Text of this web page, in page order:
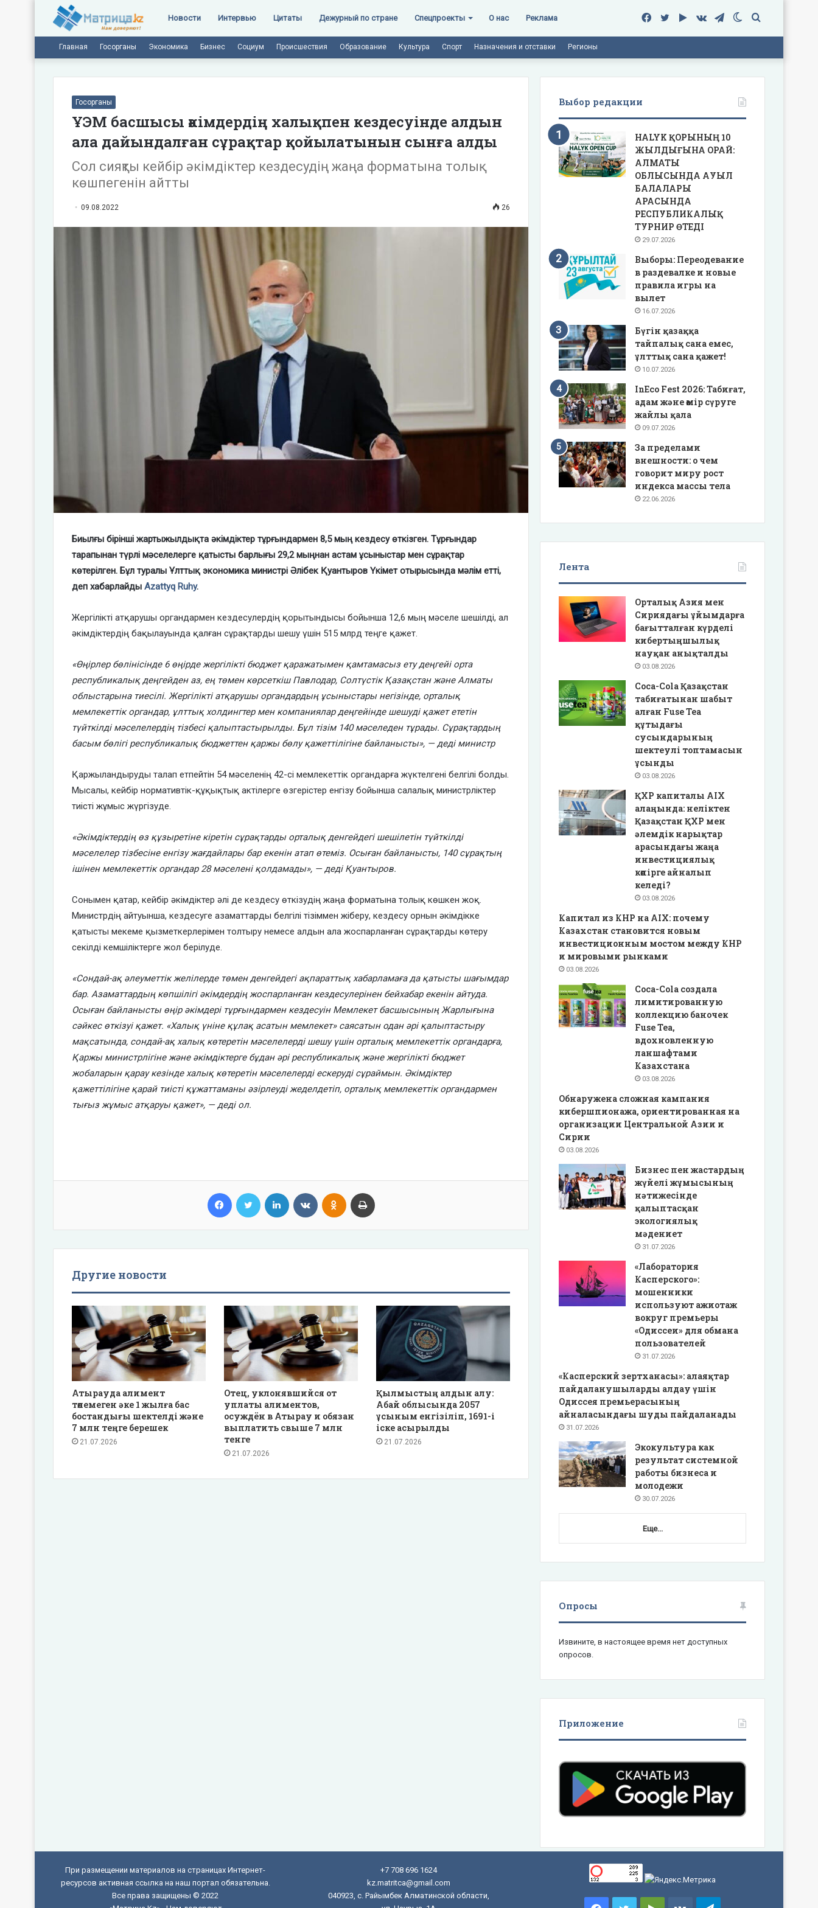
Новости Интервью Цитаты Дежурный по стране Спецпроекты О нас Реклама Поиск
Switch
Telegram
vk.com
Google
Twitter
Facebook
Главная Госорганы Экономика Бизнес Социум Происшествия Образование Культура Спорт Назначения и отставки Регионы
Госорганы
ҰЭМ басшысы әкімдердің халықпен кездесуінде алдын
ала дайындалған сұрақтар қойылатынын сынға алды
Сол сияқты кейбір әкімдіктер кездесудің жаңа форматына толық
көшпегенін айтты
09.08.2022 26
Биылғы бірінші жартыжылдықта әкімдіктер тұрғындармен 8,5 мың кездесу өткізген. Тұрғындар
тарапынан түрлі мәселелерге қатысты барлығы 29,2 мыңнан астам ұсыныстар мен сұрақтар
көтерілген. Бұл туралы Ұлттық экономика министрі Әлібек Қуантыров Үкімет отырысында мәлім етті,
деп хабарлайды Azattyq Ruhy.
Жергілікті атқарушы органдармен кездесулердің қорытындысы бойынша 12,6 мың мәселе шешілді, ал
әкімдіктердің бақылауында қалған сұрақтарды шешу үшін 515 млрд теңге қажет.
«Өңірлер бөлінісінде 6 өңірде жергілікті бюджет қаражатымен қамтамасыз ету деңгейі орта
республикалық деңгейден аз, ең төмен көрсеткіш Павлодар, Солтүстік Қазақстан және Алматы
облыстарына тиесілі. Жергілікті атқарушы органдардың ұсыныстары негізінде, орталық
мемлекеттік органдар, ұлттық холдингтер мен компаниялар деңгейінде шешуді қажет ететін
түйткілді мәселелердің тізбесі қалыптастырылды. Бұл тізім 140 мәселеден тұрады. Сұрақтардың
басым бөлігі республикалық бюджеттен қаржы бөлу қажеттілігіне байланысты», — деді министр
Қаржыландыруды талап етпейтін 54 мәселенің 42-сі мемлекеттік органдарға жүктелгені белгілі болды.
Мысалы, кейбір нормативтік-құқықтық актілерге өзгерістер енгізу бойынша салалық министрліктер
тиісті жұмыс жүргізуде.
«Әкімдіктердің өз құзыретіне кіретін сұрақтарды орталық денгейдегі шешілетін түйткілді
мәселелер тізбесіне енгізу жағдайлары бар екенін атап өтеміз. Осыған байланысты, 140 сұрақтың
ішінен мемлекеттік органдар 28 мәселені қолдамады», — деді Қуантыров.
Сонымен қатар, кейбір әкімдіктер әлі де кездесу өткізудің жаңа форматына толық көшкен жоқ.
Министрдің айтуынша, кездесуге азаматтарды белгілі тізіммен жіберу, кездесу орнын әкімдікке
қатысты мекеме қызметкерлерімен толтыру немесе алдын ала жоспарланған сұрақтарды көтеру
секілді кемшіліктерге жол берілуде.
«Сондай-ақ әлеуметтік желілерде төмен денгейдегі ақпараттық хабарламаға да қатысты шағымдар
бар. Азаматтардың көпшілігі әкімдердің жоспарланған кездесулерінен бейхабар екенін айтуда.
Осыған байланысты өңір әкімдері тұрғындармен кездесуін Мемлекет басшысының Жарлығына
сәйкес өткізуі қажет. «Халық үніне құлақ асатын мемлекет» саясатын одан әрі қалыптастыру
мақсатында, сондай-ақ халық көтеретін мәселелерді шешу үшін орталық мемлекеттік органдарға,
Қаржы министрлігіне және әкімдіктерге бұдан әрі республикалық және жергілікті бюджет
жобаларын қарау кезінде халық көтеретін мәселелерді ескеруді сұраймын. Әкімдіктер
қажеттілігіне қарай тиісті құжаттаманы әзірлеуді жеделдетіп, орталық мемлекеттік органдармен
тығыз жұмыс атқаруы қажет», — деді ол.
Facebook Twitter LinkedIn VKontakteOdnoklassniki
Другие новости
Атырауда алимент
төлемеген әке 1 жылға бас
бостандығы шектелді және
7 млн теңге берешек
21.07.2026
Отец, уклонявшийся от
уплаты алиментов,
осуждён в Атырау и обязан
выплатить свыше 7 млн
тенге
21.07.2026
Қылмыстың алдын алу:
Абай облысында 2057
ұсыным енгізіліп, 1691-і
іске асырылды
21.07.2026
Выбор редакции
HALYK ҚОРЫНЫҢ 10
ЖЫЛДЫҒЫНА ОРАЙ:
АЛМАТЫ
ОБЛЫСЫНДА АУЫЛ
БАЛАЛАРЫ
АРАСЫНДА
РЕСПУБЛИКАЛЫҚ
ТУРНИР ӨТЕДІ
29.07.2026
Выборы: Переодевание
в раздевалке и новые
правила игры на
вылет
16.07.2026
Бүгін қазаққа
тайпалық сана емес,
ұлттық сана қажет!
10.07.2026
InEco Fest 2026: Табиғат,
адам және өмір сүруге
жайлы қала
09.07.2026
За пределами
внешности: о чем
говорит миру рост
индекса массы тела
22.06.2026
Лента
Орталық Азия мен
Сириядағы ұйымдарға
бағытталған күрделі
кибертыңшылық
науқан анықталды
03.08.2026
Coca-Cola Қазақстан
табиғатынан шабыт
алған Fuse Tea
құтыдағы
сусындарының
шектеулі топтамасын
ұсынды
03.08.2026
ҚХР капиталы AIX
алаңында: неліктен
Қазақстан ҚХР мен
әлемдік нарықтар
арасындағы жаңа
инвестициялық
көпірге айналып
келеді?
03.08.2026
Капитал из КНР на AIX: почему
Казахстан становится новым
инвестиционным мостом между КНР
и мировыми рынками
03.08.2026
Coca-Cola создала
лимитированную
коллекцию баночек
Fuse Tea,
вдохновленную
ланшафтами
Казахстана
03.08.2026
Обнаружена сложная кампания
кибершпионажа, ориентированная на
организации Центральной Азии и
Сирии
03.08.2026
Бизнес пен жастардың
жүйелі жұмысының
нәтижесінде
қалыптасқан
экологиялық
мәдениет
31.07.2026
«Лаборатория
Касперского»:
мошенники
используют ажиотаж
вокруг премьеры
«Одиссеи» для обмана
пользователей
31.07.2026
«Касперский зертханасы»: алаяқтар
пайдаланушыларды алдау үшін
Одиссея премьерасының
айналасындағы шуды пайдаланады
31.07.2026
Экокультура как
результат системной
работы бизнеса и
молодежи
30.07.2026
Еще...
Опросы
Извините, в настоящее время нет доступных
опросов.
Приложение
При размещении материалов на страницах Интернет-
ресурсов активная ссылка на наш портал обязательна.
Все права защищены © 2022
+7 708 696 1624
kz.matritca@gmail.com
040923, с. Райымбек Алматинской области,